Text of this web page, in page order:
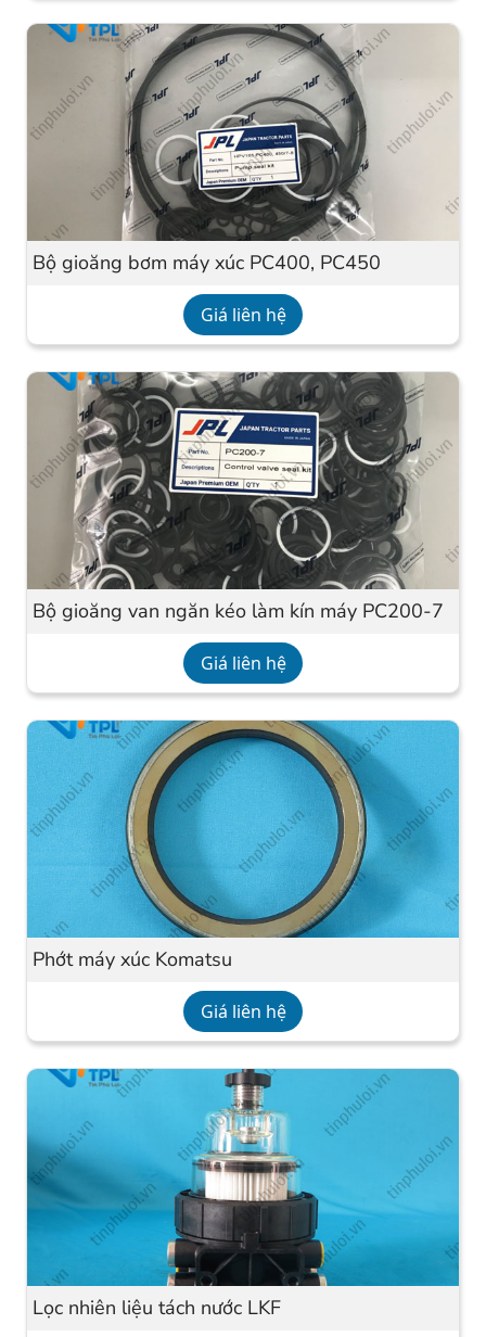
Bộ gioăng bơm máy xúc PC400, PC450
Giá liên hệ
Bộ gioăng van ngăn kéo làm kín máy PC200-7
Giá liên hệ
Phớt máy xúc Komatsu
Giá liên hệ
Lọc nhiên liệu tách nước LKF